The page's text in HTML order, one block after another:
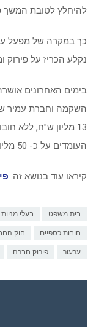
להיחלץ לטובת המשך
כך במקרה של מפעל
נקלע הכריז על פירוק
בימים האחרונים
השקמה וחברת עמיר
13 מליון ש”ח, ללא
העומדים על כ- 50 מליון ש”ח (יוני 2009).
קיראו עוד בנושא זה:
בית משפט בעלי מניות
חובות כספיים חוק
ערעור פירוק חברה